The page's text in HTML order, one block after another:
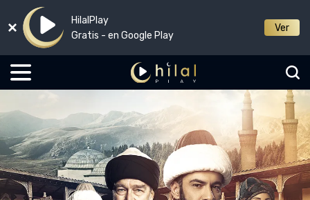
HilalPlay
Gratis - en Google Play
Ver